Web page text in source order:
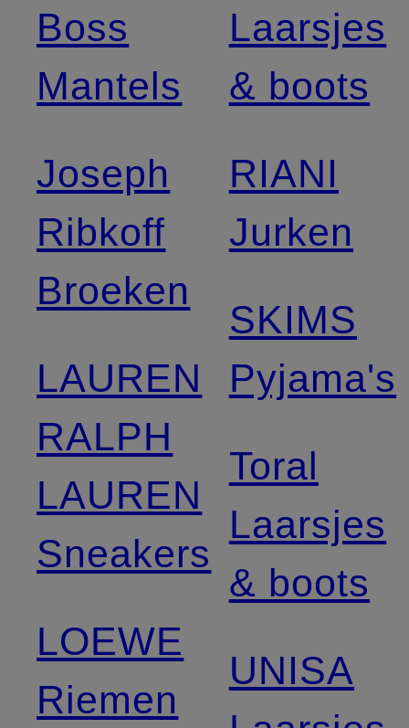
Boss
Mantels
Joseph
Ribkoff
Broeken
LAUREN
RALPH
LAUREN
Sneakers
LOEWE
Riemen
Laarsjes
& boots
RIANI
Jurken
SKIMS
Pyjama's
Toral
Laarsjes
& boots
UNISA